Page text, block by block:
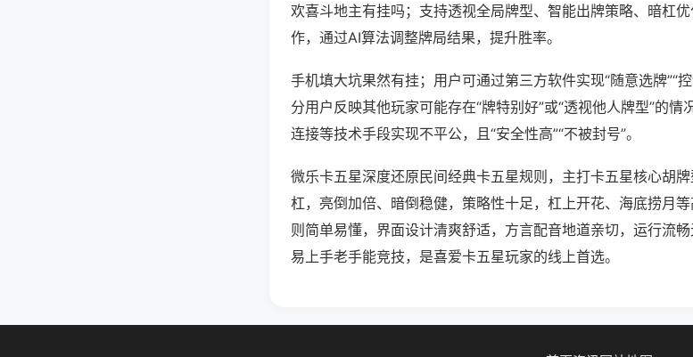
欢喜斗地主有挂吗；支持透视全局牌型、智能出牌策略、暗杠
作，通过AI算法调整牌局结果，提升胜率。
手机填大坑果然有挂；用户可通过第三方软件实现“随意选牌”“
分用户反映其他玩家可能存在“牌特别好”或“透视他人牌型”的
连接等技术手段实现不平公，且“安全性高”“不被封号”。
微乐卡五星深度还原民间经典卡五星规则，主打卡五星核心胡
杠，亮倒加倍、暗倒稳健，策略性十足，杠上开花、海底捞月
则简单易懂，界面设计清爽舒适，方言配音地道亲切，运行流
易上手老手能竞技，是喜爱卡五星玩家的线上首选。